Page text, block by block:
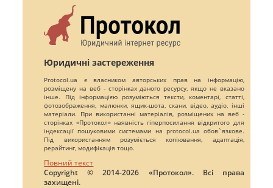
Юридичні застереження
Protocol.ua є власником авторських прав на інформацію,
розміщену на веб - сторінках даного ресурсу, якщо не вказано
інше. Під інформацією розуміються тексти, коментарі, статті,
фотозображення, малюнки, ящик-шота, скани, відео, аудіо, інші
матеріали. При використанні матеріалів, розміщених на веб -
сторінках «Протокол» наявність гіперпосилання відкритого для
індексації пошуковими системами на protocol.ua обов`язкове.
Під використанням розуміється копіювання, адаптація,
рерайтинг, модифікація тощо.
Повний текст
Copyright © 2014-2026 «Протокол». Всі права
захищені.